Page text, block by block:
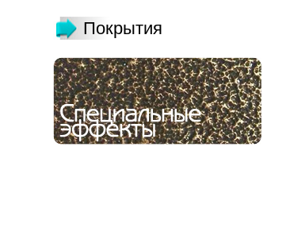
Покрытия